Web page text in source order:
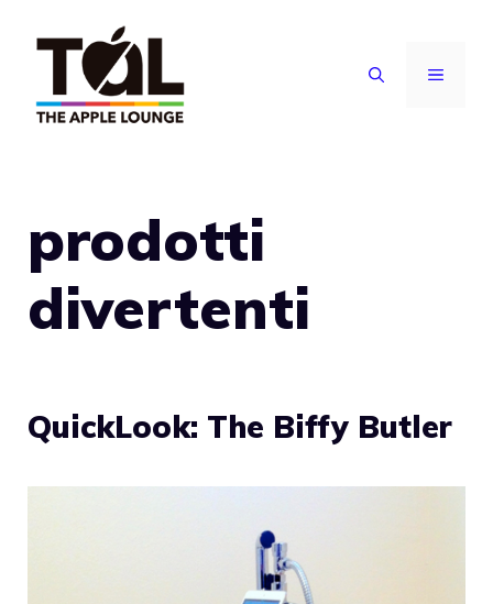
contenuto
MENU
prodotti
divertenti
QuickLook: The Biffy Butler